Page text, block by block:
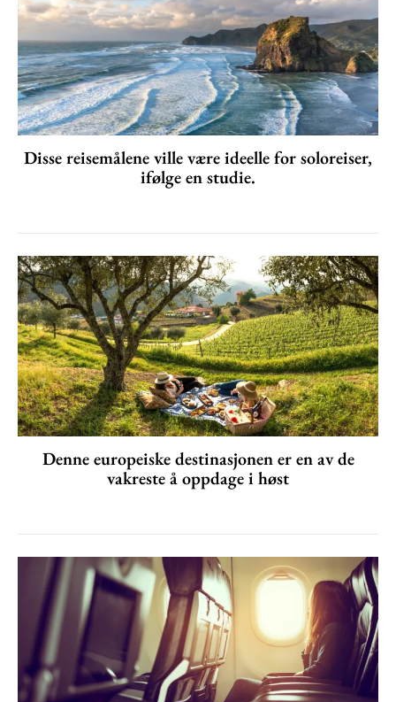
Disse reisemålene ville være ideelle for soloreiser,
ifølge en studie.
Denne europeiske destinasjonen er en av de
vakreste å oppdage i høst